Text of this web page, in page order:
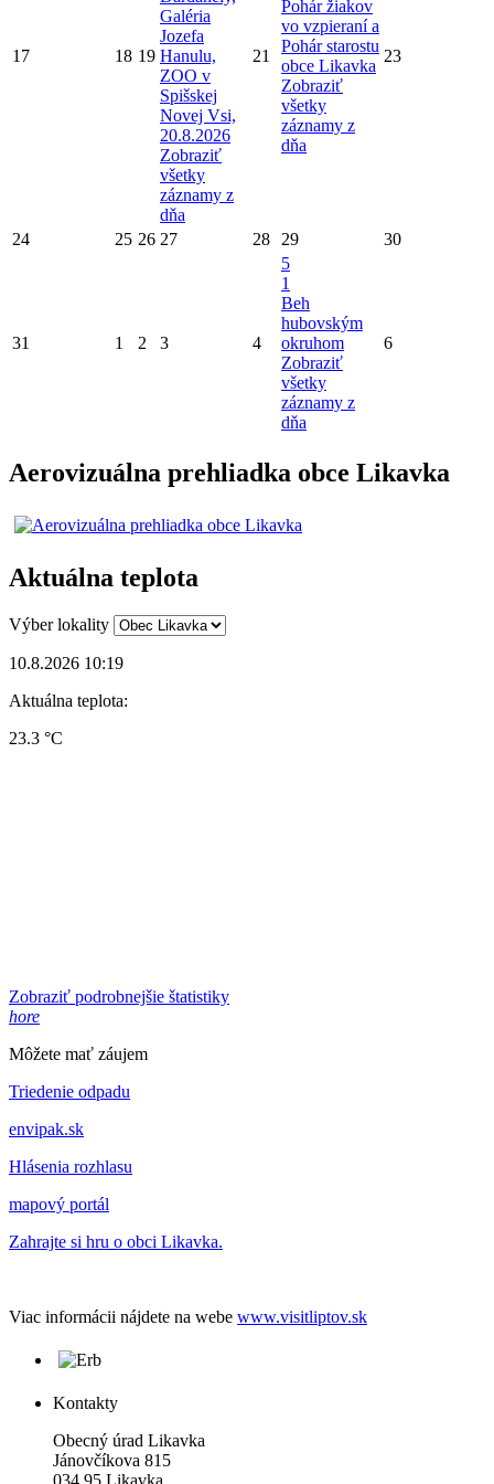
17 18 19
Galéria
Jozefa
Hanulu,
ZOO v
Spišskej
Novej Vsi,
20.8.2026
Zobraziť
všetky
záznamy z
dňa
21
Pohár žiakov
vo vzpieraní a
Pohár starostu
obce Likavka
Zobraziť
všetky
záznamy z
dňa
23
24 25 26 27 28 29 30
31 1 2 3 4
5
1
Beh
hubovským
okruhom
Zobraziť
všetky
záznamy z
dňa
6
Aerovizuálna prehliadka obce Likavka
Aktuálna teplota
Výber lokality
10.8.2026 10:19
Aktuálna teplota:
23.3 °C
Zobraziť podrobnejšie štatistiky
hore
Môžete mať záujem
Triedenie odpadu
envipak.sk
Hlásenia rozhlasu
mapový portál
Zahrajte si hru o obci Likavka.
Viac informácii nájdete na webe www.visitliptov.sk
Kontakty
Obecný úrad Likavka
Jánovčíkova 815
034 95 Likavka